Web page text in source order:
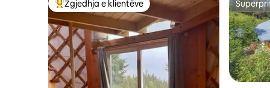
Më të mirat e zgjedhjeve të klientëve
Zgjedhja e klientëve